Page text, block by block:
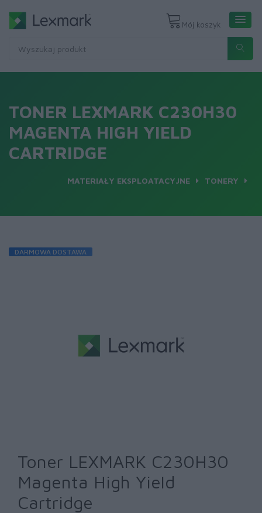
Mój koszyk
TONER LEXMARK C230H30
MAGENTA HIGH YIELD
CARTRIDGE
MATERIAŁY EKSPLOATACYJNE TONERY
DARMOWA DOSTAWA
Toner LEXMARK C230H30
Magenta High Yield
Cartridge